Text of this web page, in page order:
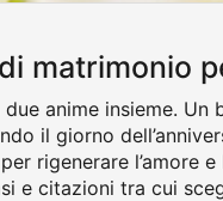
matrimonio
anime insieme. Un
il giorno
rigenerare l’amore e
e citazioni tra cui